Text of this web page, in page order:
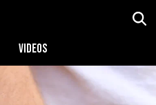
VIDEOS
Ver precio